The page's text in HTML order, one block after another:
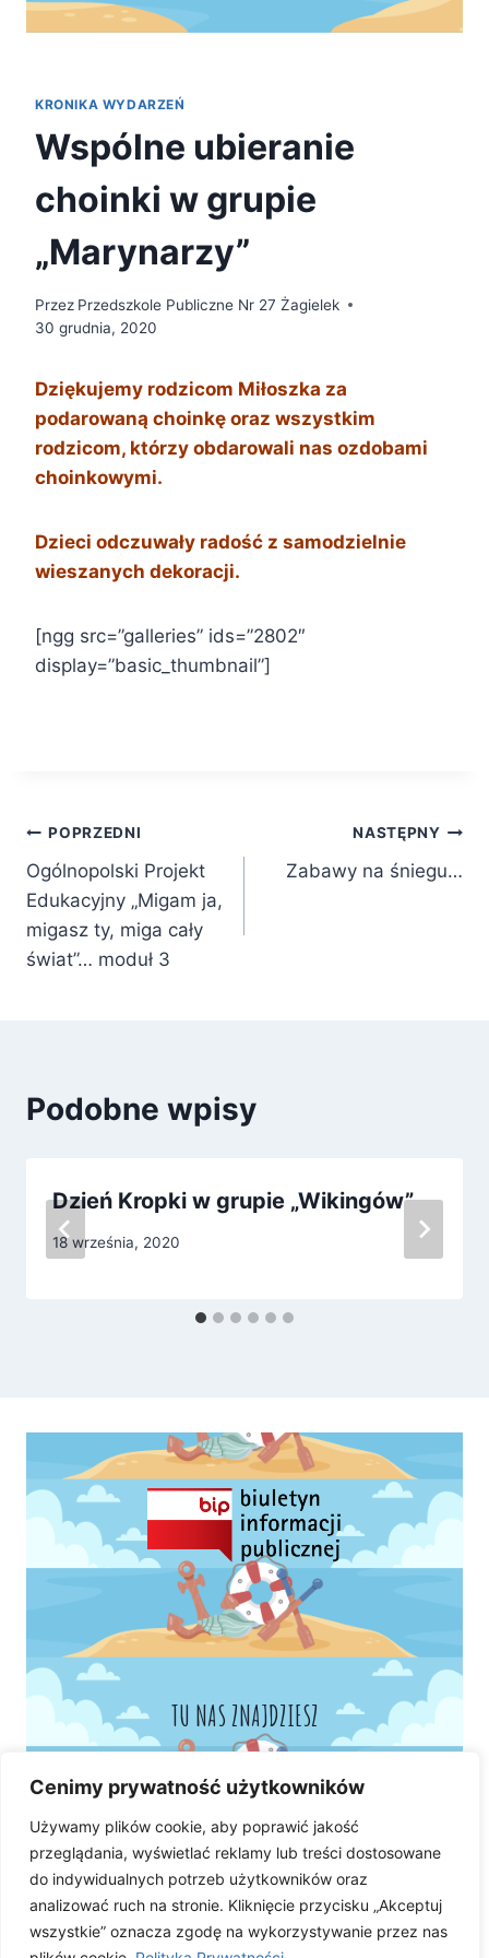
Cenimy prywatność użytkowników
Używamy plików cookie, aby poprawić jakość
przeglądania, wyświetlać reklamy lub treści dostosowane
do indywidualnych potrzeb użytkowników oraz
analizować ruch na stronie. Kliknięcie przycisku „Akceptuj
wszystkie” oznacza zgodę na wykorzystywanie przez nas
KRONIKA WYDARZEŃ
Wspólne ubieranie
choinki w grupie
„Marynarzy”
Przez Przedszkole Publiczne Nr 27 Żagielek
30 grudnia, 2020
Dziękujemy rodzicom Miłoszka za
podarowaną choinkę oraz wszystkim
rodzicom, którzy obdarowali nas ozdobami
choinkowymi.
Dzieci odczuwały radość z samodzielnie
wieszanych dekoracji.
[ngg src=”galleries” ids=”2802″
display=”basic_thumbnail”]
Nawigacja
wpisu
POPRZEDNI
Ogólnopolski Projekt
Edukacyjny „Migam ja,
migasz ty, miga cały
świat”… moduł 3
NASTĘPNY
Zabawy na śniegu…
Podobne wpisy
Dzień Kropki w grupie „Wikingów”
18 września, 2020
TU NAS ZNAJDZIESZ